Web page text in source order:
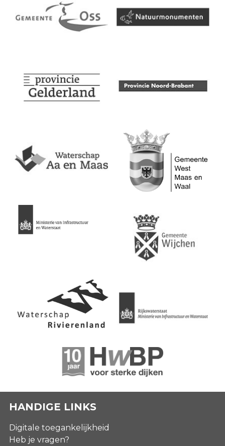
HANDIGE LINKS
Digitale toegankelijkheid
Heb je vragen?